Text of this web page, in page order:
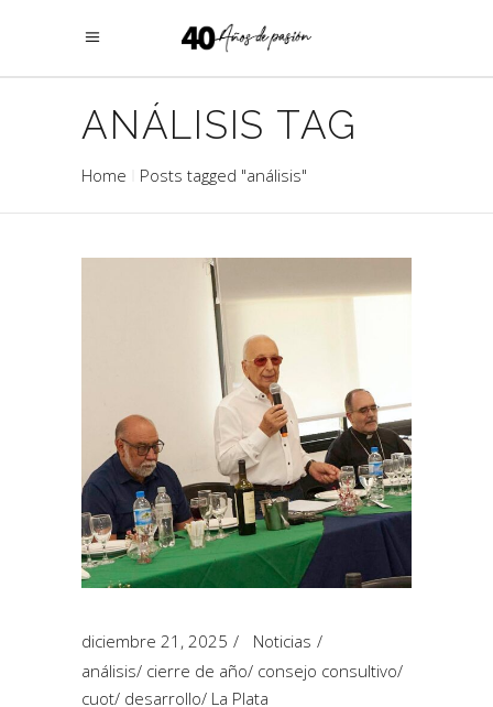
ANÁLISIS TAG
Home Posts tagged "análisis"
diciembre 21, 2025
Noticias
análisis/ cierre de año/ consejo consultivo/
cuot/ desarrollo/ La Plata